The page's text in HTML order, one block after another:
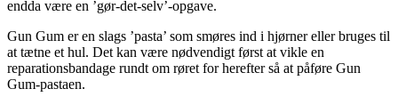
endda være en ’gør-det-selv’-opgave.
Gun Gum er en slags ’pasta’ som smøres ind i hjørner eller bruges til
at tætne et hul. Det kan være nødvendigt først at vikle en
reparationsbandage rundt om røret for herefter så at påføre Gun
Gum-pastaen.